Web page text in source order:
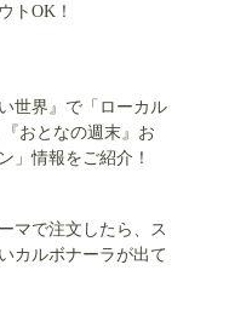
トOK！
世界』で「ローカル
おとなの週末』お
」情報をご紹介！
マで注文したら、ス
カルボナーラが出て